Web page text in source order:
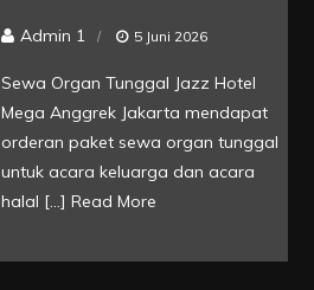
Admin 1 5 Juni 2026
Sewa Organ Tunggal Jazz Hotel
Mega Anggrek Jakarta mendapat
orderan paket sewa organ tunggal
untuk acara keluarga dan acara
halal […] Read More